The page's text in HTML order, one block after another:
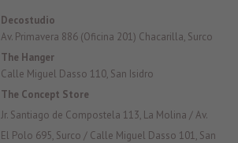
Decostudio
Av. Primavera 886 (Oficina 201) Chacarilla, Surco
The Hanger
Calle Miguel Dasso 110, San Isidro
The Concept Store
Jr. Santiago de Compostela 113, La Molina / Av.
El Polo 695, Surco / Calle Miguel Dasso 101, San